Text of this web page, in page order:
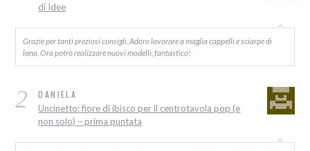
di Idee
Grazie per tanti preziosi consigli. Adoro lavorare a maglia cappelli e sciarpe di
lana. Ora potrò realizzare nuovi modelli, fantastico!
2 DANIELA
Uncinetto: fiore di ibisco per il centrotavola pop (e
non solo) – prima puntata